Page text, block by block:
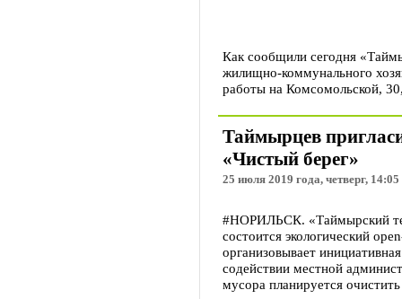
Как сообщили сегодня
жилищно-коммунального
работы на Комсомольской,
Таймырцев
«Чистый берег»
25 июля 2019 года, четверг, 14:05
#НОРИЛЬСК. «Таймырский
состоится экологический
организовывает
содействии местной
мусора планируется